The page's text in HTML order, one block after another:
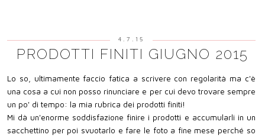
4.7.15
PRODOTTI FINITI GIUGNO 2015
Lo so, ultimamente faccio fatica a scrivere con regolarità ma c'è
una cosa a cui non posso rinunciare e per cui devo trovare sempre
un po' di tempo: la mia rubrica dei prodotti finiti!
Mi dà un'enorme soddisfazione finire i prodotti e accumularli in un
sacchettino per poi svuotarlo e fare le foto a fine mese perché so